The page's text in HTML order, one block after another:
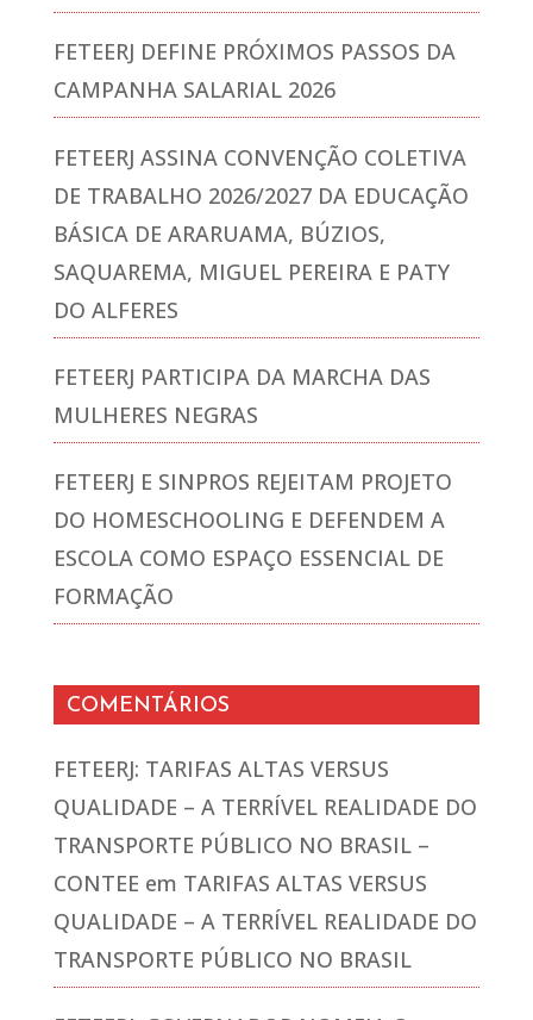
FETEERJ DEFINE PRÓXIMOS PASSOS DA
CAMPANHA SALARIAL 2026
FETEERJ ASSINA CONVENÇÃO COLETIVA
DE TRABALHO 2026/2027 DA EDUCAÇÃO
BÁSICA DE ARARUAMA, BÚZIOS,
SAQUAREMA, MIGUEL PEREIRA E PATY
DO ALFERES
FETEERJ PARTICIPA DA MARCHA DAS
MULHERES NEGRAS
FETEERJ E SINPROS REJEITAM PROJETO
DO HOMESCHOOLING E DEFENDEM A
ESCOLA COMO ESPAÇO ESSENCIAL DE
FORMAÇÃO
COMENTÁRIOS
FETEERJ: TARIFAS ALTAS VERSUS
QUALIDADE – A TERRÍVEL REALIDADE DO
TRANSPORTE PÚBLICO NO BRASIL –
CONTEE em TARIFAS ALTAS VERSUS
QUALIDADE – A TERRÍVEL REALIDADE DO
TRANSPORTE PÚBLICO NO BRASIL